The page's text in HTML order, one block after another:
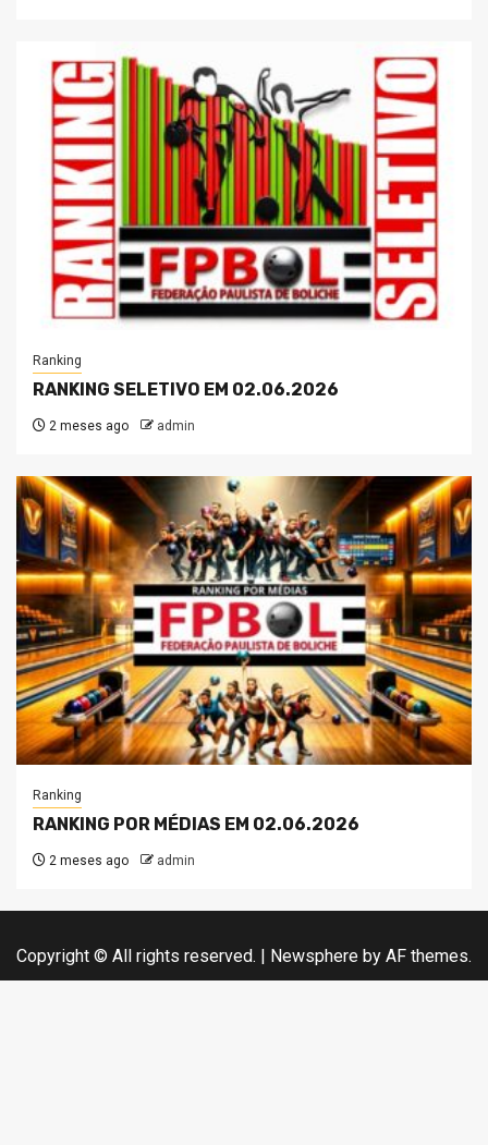
Ranking
RANKING SELETIVO EM 02.06.2026
2 meses ago admin
Ranking
RANKING POR MÉDIAS EM 02.06.2026
2 meses ago admin
Copyright © All rights reserved. | Newsphere by AF themes.